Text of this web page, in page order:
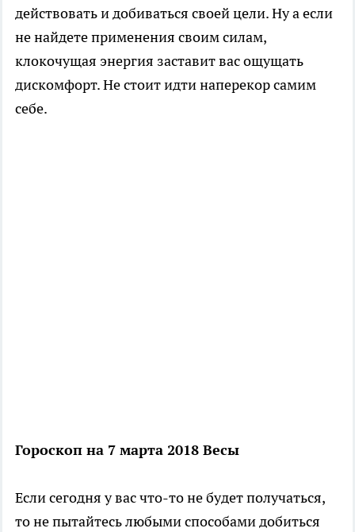
действовать и добиваться своей цели. Ну а если
не найдете применения своим силам,
клокочущая энергия заставит вас ощущать
дискомфорт. Не стоит идти наперекор самим
себе.
Гороскоп на 7 марта 2018 Весы
Если сегодня у вас что-то не будет получаться,
то не пытайтесь любыми способами добиться